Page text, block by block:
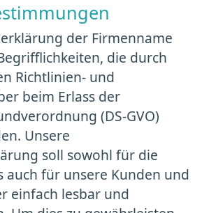
der Firmenname
die durch
Richtlinien- und
beim Erlass der
(DS-GVO)
Unsere
soll sowohl für die
auch für unsere Kunden und
einfach lesbar und